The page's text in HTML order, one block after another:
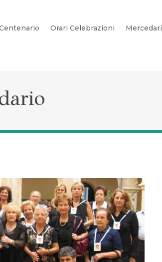
Orari Celebrazioni Mercedari